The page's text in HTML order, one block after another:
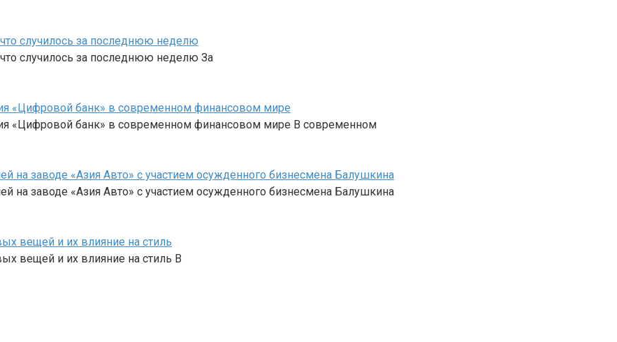
случилось за последнюю неделю
случилось за последнюю неделю За
«Цифровой банк» в современном финансовом мире
«Цифровой банк» в современном финансовом мире В современном
на заводе «Азия Авто» с участием осужденного бизнесмена Балушкина
на заводе «Азия Авто» с участием осужденного бизнесмена Балушкина
вещей и их влияние на стиль
вещей и их влияние на стиль В